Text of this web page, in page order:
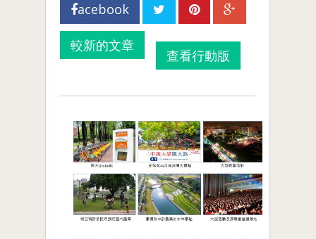
acebook
較新的文章
查看行動版